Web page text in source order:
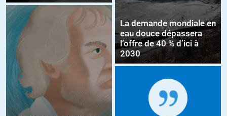
La demande mondiale en
eau douce dépassera
l’offre de 40 % d’ici à
2030